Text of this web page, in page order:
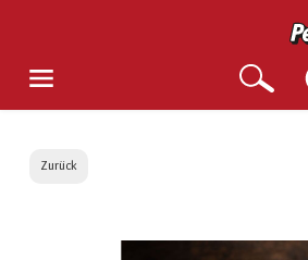
Zurück